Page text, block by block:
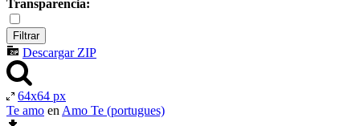
Transparencia:
Descargar ZIP
64x64 px
Te amo en Amo Te (portugues)